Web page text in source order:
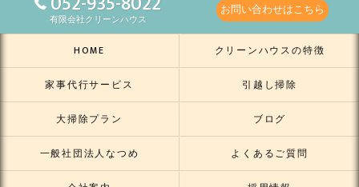
有限会社クリーンハウス
お問い合わせはこちら
HOME クリーンハウスの特徴
家事代行サービス 引越し掃除
大掃除プラン ブログ
一般社団法人なつめ よくあるご質問